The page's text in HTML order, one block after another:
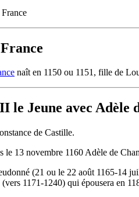
naît en 1150 ou 1151, fille de
le Jeune avec Adèle
de Castille.
le 13 novembre 1160 Adèle de
(21 ou le 22 août 1165-14
1171-1240) qui épousera en